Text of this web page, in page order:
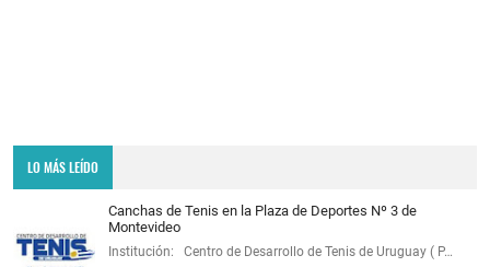
LO MÁS LEÍDO
Canchas de Tenis en la Plaza de Deportes Nº 3 de
Montevideo
Institución: Centro de Desarrollo de Tenis de Uruguay ( P…